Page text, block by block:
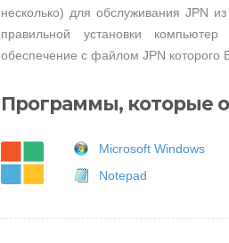
несколько) для обслуживания JPN
правильной установки
обеспечение с файлом JPN которого
Программы, которые
Microsoft Windows
Notepad